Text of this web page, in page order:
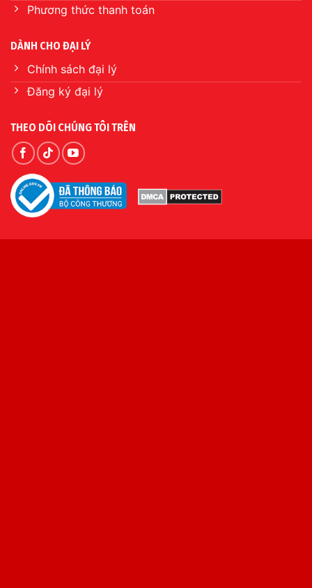
Phương thức thanh toán
DÀNH CHO ĐẠI LÝ
Chính sách đại lý
Đăng ký đại lý
THEO DÕI CHÚNG TÔI TRÊN